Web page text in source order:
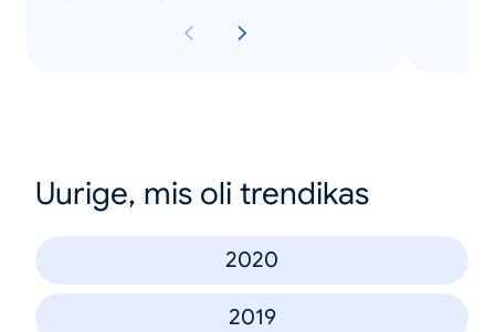
Uurige, mis oli trendikas
2020
2019